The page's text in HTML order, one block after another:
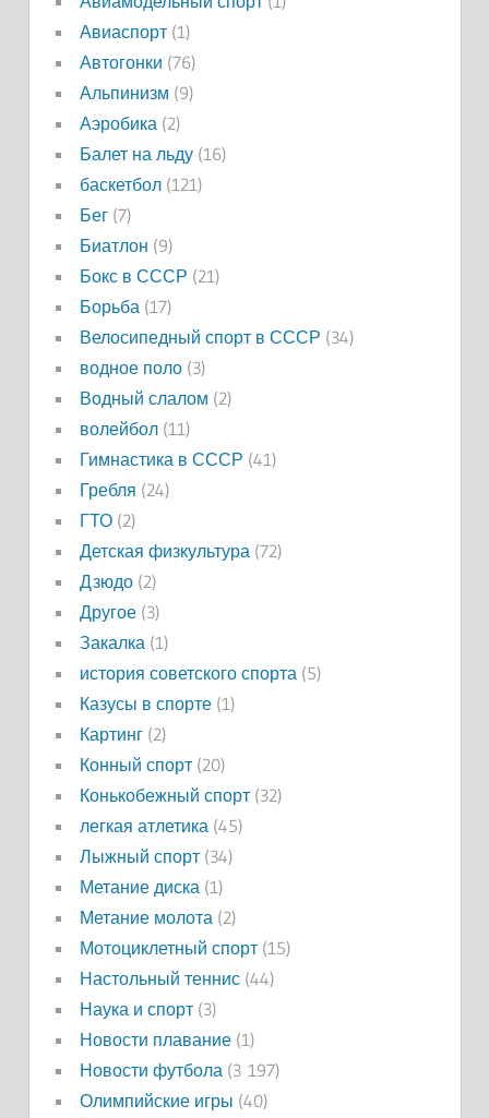
Авиаспорт(1)
Автогонки (76)
Альпинизм (9)
Аэробика (2)
Балет на льду(16)
баскетбол(121)
Бег(7)
Биатлон (9)
Бокс в СССР (21)
Борьба (17)
Велосипедный спорт в СССР (34)
водное поло(3)
Водный слалом (2)
волейбол(11)
Гимнастика в СССР (41)
Гребля (24)
ГТО(2)
Детская физкультура (72)
Дзюдо(2)
Другое(3)
Закалка (1)
история советского спорта (5)
Казусы в спорте(1)
Картинг(2)
Конный спорт(20)
Конькобежный спорт(32)
легкая атлетика (45)
Лыжный спорт(34)
Метание диска (1)
Метание молота (2)
Мотоциклетный спорт(15)
Настольный теннис(44)
Наука и спорт(3)
Новости плавание(1)
Новости футбола (3 197)
Олимпийские игры (40)